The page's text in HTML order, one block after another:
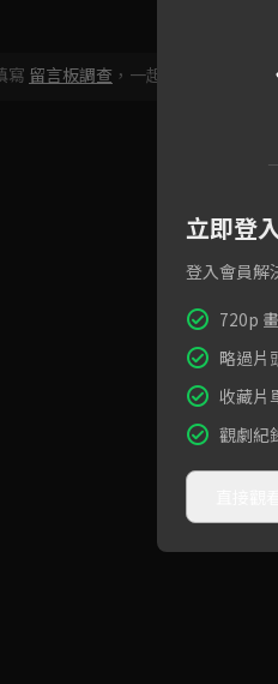
寫 留言板調查 ，一起共創新版留言功
立即登
登入會員解
720p
略過片
收藏片
觀劇紀